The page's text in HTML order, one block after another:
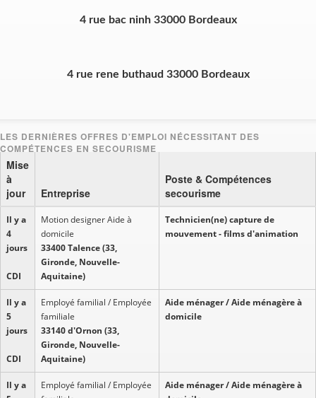
4 rue bac ninh 33000 Bordeaux
4 rue rene buthaud 33000 Bordeaux
Mise
à
jour
Entreprise
Poste & Compétences
secourisme
Il y a
4
jours
CDI
Motion designer Aide à
domicile
33400 Talence (33,
Gironde, Nouvelle-
Aquitaine)
Technicien(ne) capture de
mouvement - films d'animation
Il y a
5
jours
CDI
Employé familial / Employée
familiale
33140 d'Ornon (33,
Gironde, Nouvelle-
Aquitaine)
Aide ménager / Aide ménagère à
domicile
Il y a
Employé familial / Employée
Aide ménager / Aide ménagère à